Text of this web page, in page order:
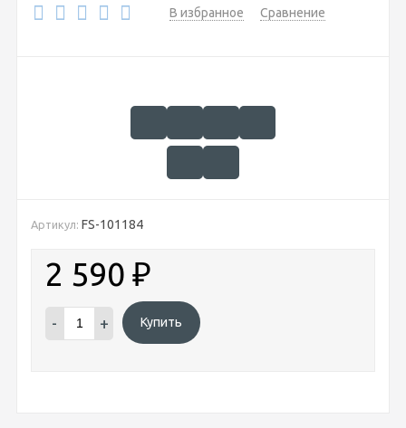
В избранное Сравнение
Артикул: FS-101184
2 590 ₽
- + Купить